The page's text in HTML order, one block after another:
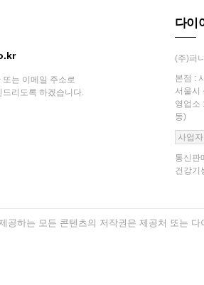
는 이메일 주소로
리도록 하겠습니다.
다이
(주)퍼
본점 :
서울시
영업소
동)
사업
통신판
건강기
공하는 모든 콘텐츠의 저작권은 제공처 또는